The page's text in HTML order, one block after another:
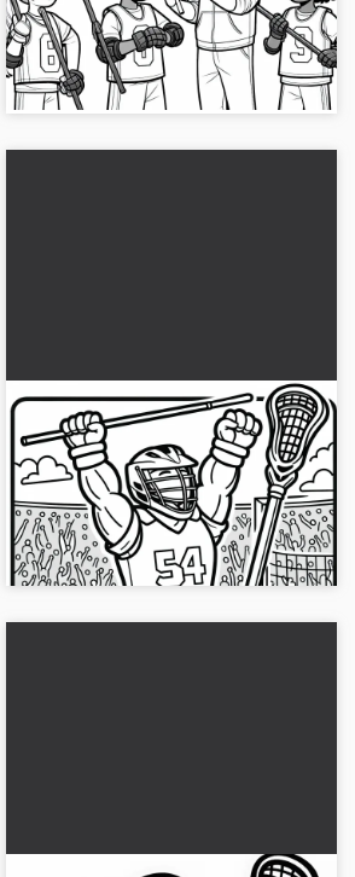
lacrossetrainer die instructies aan zijn
spelers geeft niet. Download het
gratis!...
Lacrosse-speler heft
juichend zijn armen na een
doelpunt – Kleurplaat gratis
Download gratis kleurplaat van een
juichende lacrosse-speler en laat hem
stralen! Nu downloaden en inkleuren...